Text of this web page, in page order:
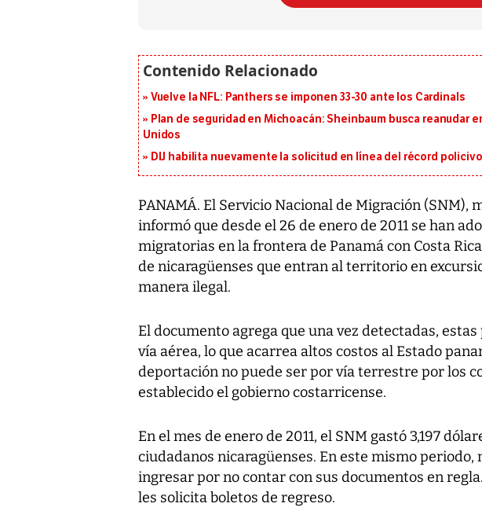
Vuelve la NFL: Panthers se imponen 33-30 ante los Cardinals
Plan de seguridad en Michoacán: Sheinbaum busca reanudar
Unidos
DIJ habilita nuevamente la solicitud en línea del récord policivo
PANAMÁ. El Servicio Nacional de Migración (SNM),
informó que desde el 26 de enero de 2011 se han
migratorias en la frontera de Panamá con Costa
de nicaragüenses que entran al territorio en
manera ilegal.
El documento agrega que una vez detectadas,
vía aérea, lo que acarrea altos costos al Estado
deportación no puede ser por vía terrestre por los
establecido el gobierno costarricense.
En el mes de enero de 2011, el SNM gastó 3,197
ciudadanos nicaragüenses. En este mismo periodo,
ingresar por no contar con sus documentos en
les solicita boletos de regreso.
Entre
da